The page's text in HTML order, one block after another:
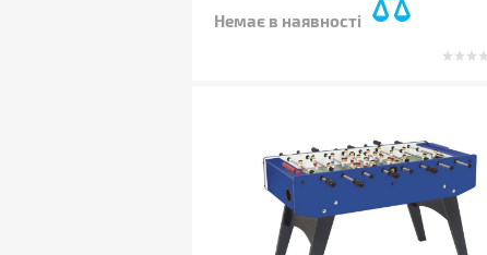
Немає в наявності